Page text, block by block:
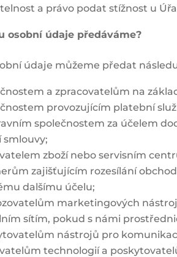
a právo podat stížnost u
osobní údaje předáváme?
údaje můžeme předat
a zpracovatelům na
provozujícím platební
společnostem za účelem
smlouvy;
zboží nebo servisním
zajišťujícím rozesílání
dalšímu účelu;
marketingových
sítím, pokud s námi
nástrojů pro
technologií a